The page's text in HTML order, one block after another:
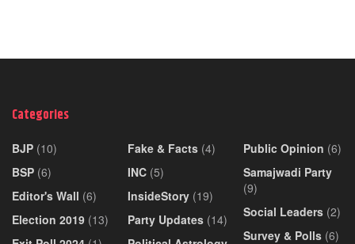
Categories
BJP (10)
BSP (6)
Editor's Wall (6)
Election 2019 (13)
Fake & Facts (4)
INC (5)
InsideStory (19)
Party Updates (14)
Public Opinion (6)
Samajwadi Party
(9)
Social Leaders (2)
Survey & Polls (6)